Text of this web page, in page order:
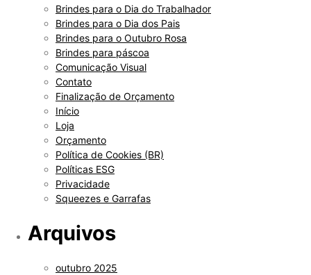
Brindes para o Dia do Trabalhador
Brindes para o Dia dos Pais
Brindes para o Outubro Rosa
Brindes para páscoa
Comunicação Visual
Contato
Finalização de Orçamento
Início
Loja
Orçamento
Política de Cookies (BR)
Políticas ESG
Privacidade
Squeezes e Garrafas
Arquivos
outubro 2025